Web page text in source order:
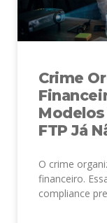
Crime
FTP Já
O crime
financeiro.
compliance